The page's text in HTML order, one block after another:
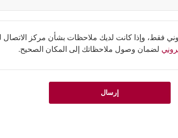
فقط، وإذا كانت لديك ملاحظات بشأن مركز الاتصال
لضمان وصول ملاحظاتك إلى المكان الصحيح.
إرسال